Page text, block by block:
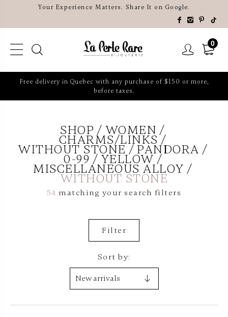
Your Experience Matters. Share It on Google.
0
Free delivery in Quebec with any purchase of $150 or more,
before taxes.
SHOP WOMEN
CHARMS/LINKS
WITHOUT STONE PANDORA
0-99 YELLOW
MISCELLANEOUS ALLOY
WITHOUT STONE
54 matching your search filters
Sort by:
Filter